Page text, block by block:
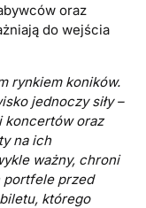
oraz
do wejścia
rynkiem koników.
jednoczy siły –
koncertów oraz
na ich
ważny, chroni
portfele przed
którego